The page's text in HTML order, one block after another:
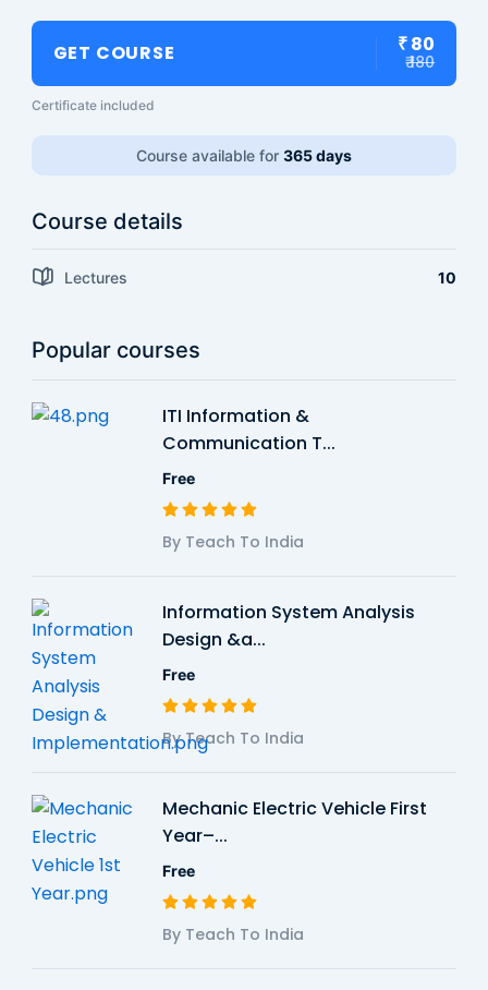
GET COURSE ₹ 80
₹ 180
Certificate included
Course available for 365 days
Course details
Lectures 10
Popular courses
ITI Information &
Communication T...
Free
By Teach To India
Information System Analysis
Design &a...
Free
By Teach To India
Mechanic Electric Vehicle First
Year–...
Free
By Teach To India